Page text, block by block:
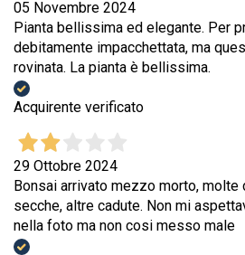
05 Novembre 2024
Pianta bellissima ed elegante. Per
debitamente impacchettata, ma
rovinata. La pianta è bellissima.
Acquirente verificato
29 Ottobre 2024
Bonsai arrivato mezzo morto,
secche, altre cadute. Non mi
nella foto ma non cosi messo male